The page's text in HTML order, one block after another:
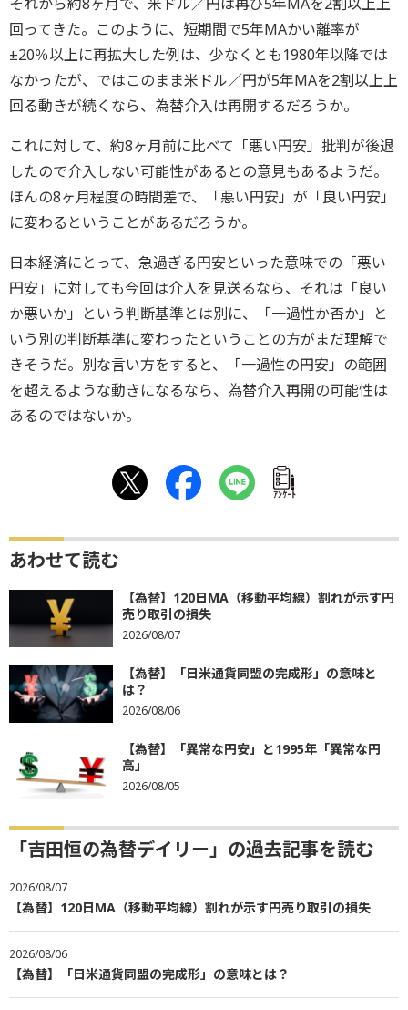
回ってきた。このように、短期間で5年MAかい離率が
±20％以上に再拡大した例は、少なくとも1980年以降では
なかったが、ではこのまま米ドル／円が5年MAを2割以上上
回る動きが続くなら、為替介入は再開するだろうか。
これに対して、約8ヶ月前に比べて「悪い円安」批判が後退
したので介入しない可能性があるとの意見もあるようだ。
ほんの8ヶ月程度の時間差で、「悪い円安」が「良い円安」
に変わるということがあるだろうか。
日本経済にとって、急過ぎる円安といった意味での「悪い
円安」に対しても今回は介入を見送るなら、それは「良い
か悪いか」という判断基準とは別に、「一過性か否か」と
いう別の判断基準に変わったということの方がまだ理解で
きそうだ。別な言い方をすると、「一過性の円安」の範囲
を超えるような動きになるなら、為替介入再開の可能性は
あるのではないか。
ｱﾝｹｰﾄ
あわせて読む
【為替】120日MA（移動平均線）割れが示す円
売り取引の損失
2026/08/07
【為替】「日米通貨同盟の完成形」の意味と
は？
2026/08/06
【為替】「異常な円安」と1995年「異常な円
高」
2026/08/05
「吉田恒の為替デイリー」の過去記事を読む
2026/08/07
【為替】120日MA（移動平均線）割れが示す円売り取引の損失
2026/08/06
【為替】「日米通貨同盟の完成形」の意味とは？